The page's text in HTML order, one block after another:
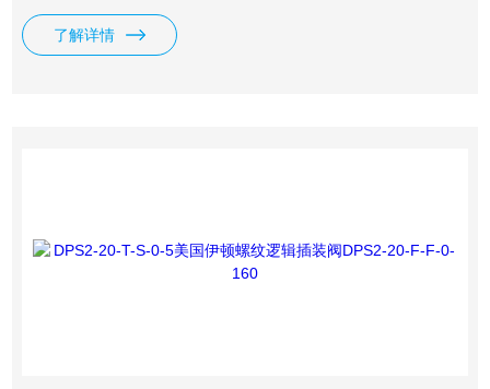
围：大型机床、折床、压铸机、塑料射出成型机、轧铜机及各
种重型产业机械及车辆和船舶等。我司供应有伊顿IH螺纹逻辑
了解详情